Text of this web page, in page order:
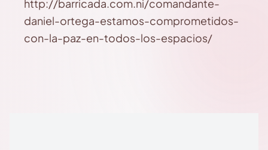
http://barricada.com.ni/comandante-
daniel-ortega-estamos-comprometidos-
con-la-paz-en-todos-los-espacios/